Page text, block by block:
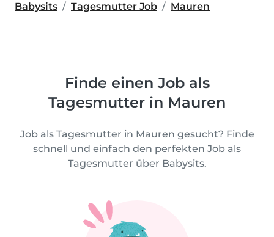
Babysits Tagesmutter Job Mauren
Finde einen Job als
Tagesmutter in Mauren
Job als Tagesmutter in Mauren gesucht? Finde
schnell und einfach den perfekten Job als
Tagesmutter über Babysits.